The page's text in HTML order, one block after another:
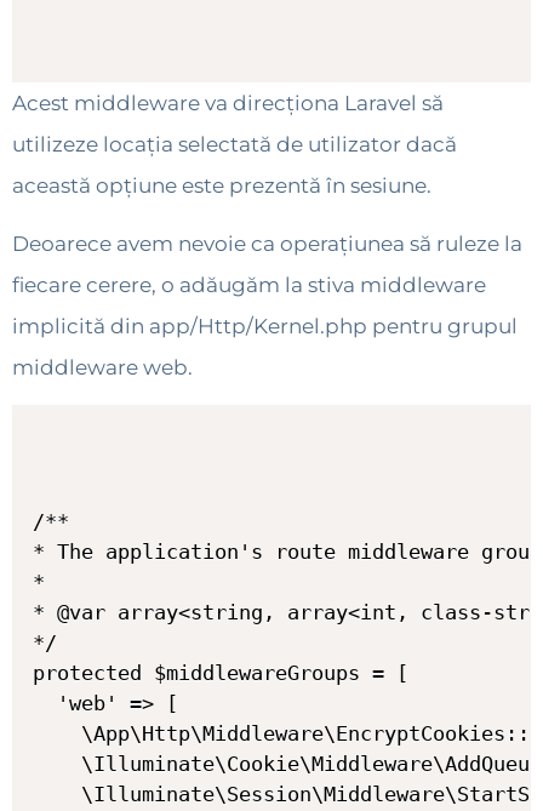
Acest middleware va direcționa Laravel să
utilizeze locația selectată de utilizator dacă
această opțiune este prezentă în sesiune.
Deoarece avem nevoie ca operațiunea să ruleze la
fiecare cerere, o adăugăm la stiva middleware
implicită din app/Http/Kernel.php pentru grupul
middleware web.
/**
* The application's route middleware
*
* @var array<string, array<int, class-
*/
protected $middlewareGroups = [
  'web' => [